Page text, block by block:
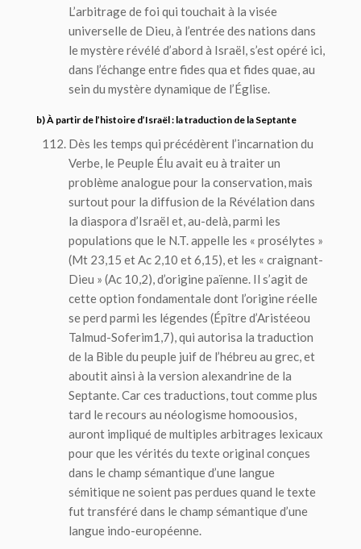
L’arbitrage de foi qui touchait à la visée
universelle de Dieu, à l’entrée des nations dans
le mystère révélé d’abord à Israël, s’est opéré ici,
dans l’échange entrefides qua etfides quae , au
sein du mystère dynamique de l’Église.
b) À partir de l’histoire d’Israël : la traduction de la Septante
Dès les temps qui précédèrent l’incarnation du
Verbe, le Peuple Élu avait eu à traiter un
problème analogue pour la conservation, mais
surtout pour la diffusion de la Révélation dans
la diaspora d’Israël et, au-delà, parmi les
populations que le N.T. appelle les « prosélytes »
(Mt 23,15 et Ac 2,10 et 6,15), et les « craignant-
Dieu » (Ac 10,2), d’origine païenne. Il s’agit de
cette option fondamentale dont l’origine réelle
se perd parmi les légendes (Épître d’Aristéeou
Talmud-Soferim1,7), qui autorisa la traduction
de la Bible du peuple juif de l’hébreu au grec, et
aboutit ainsi à la version alexandrine de la
Septante. Car ces traductions, tout comme plus
tard le recours au néologismehomoousios
auront impliqué de multiples arbitrages lexicaux
pour que les vérités du texte original conçues
dans le champ sémantique d’une langue
sémitique ne soient pas perdues quand le texte
fut transféré dans le champ sémantique d’une
langue indo-européenne.